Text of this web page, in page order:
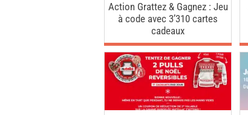
Action Grattez & Gagnez : Jeu
à code avec 3’310 cartes
cadeaux